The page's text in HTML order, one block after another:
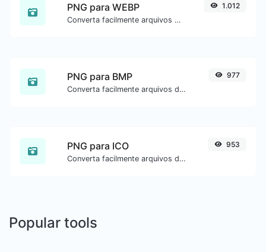
PNG para WEBP
Converta facilmente arquivos de imagem PNG para WEBP.
1.012
PNG para BMP
Converta facilmente arquivos de imagem PNG para BMP.
977
PNG para ICO
Converta facilmente arquivos de imagem PNG para ICO.
953
Popular tools